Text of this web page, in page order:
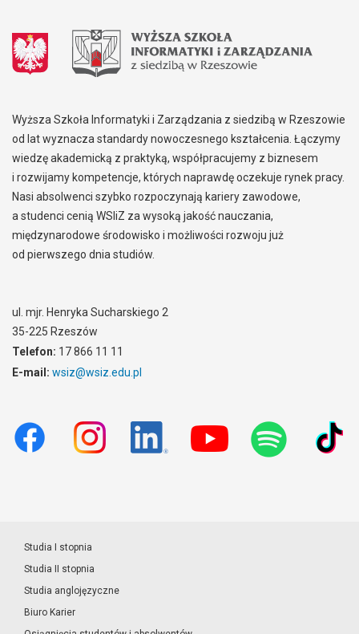
Wyższa Szkoła Informatyki i Zarządzania z siedzibą w Rzeszowie
od lat wyznacza standardy nowoczesnego kształcenia. Łączymy
wiedzę akademicką z praktyką, współpracujemy z biznesem
i rozwijamy kompetencje, których naprawdę oczekuje rynek pracy.
Nasi absolwenci szybko rozpoczynają kariery zawodowe,
a studenci cenią WSIiZ za wysoką jakość nauczania,
międzynarodowe środowisko i możliwości rozwoju już
od pierwszego dnia studiów.
ul. mjr. Henryka Sucharskiego 2
35-225 Rzeszów
Telefon: 17 866 11 11
E-mail: wsiz@wsiz.edu.pl
Studia I stopnia
Studia II stopnia
Studia anglojęzyczne
Biuro Karier